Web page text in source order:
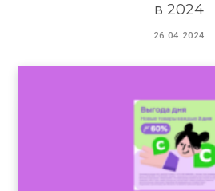
в 2024
26.04.2024